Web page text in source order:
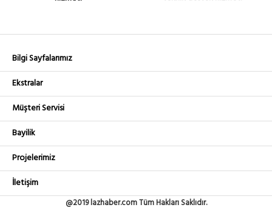
Bilgi Sayfalarımız
Ekstralar
Müşteri Servisi
Bayilik
Projelerimiz
İletişim
@2019 lazhaber.com Tüm Hakları Saklıdır.